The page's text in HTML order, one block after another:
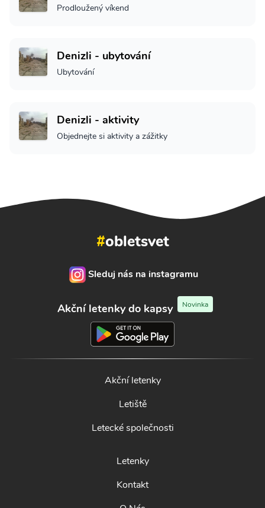
Prodloužený víkend
Denizli - ubytování
Ubytování
Denizli - aktivity
Objednejte si aktivity a zážitky
#obletsvet
Sleduj nás na instagramu
Akční letenky do kapsy Novinka
Akční letenky
Letiště
Letecké společnosti
Letenky
Kontakt